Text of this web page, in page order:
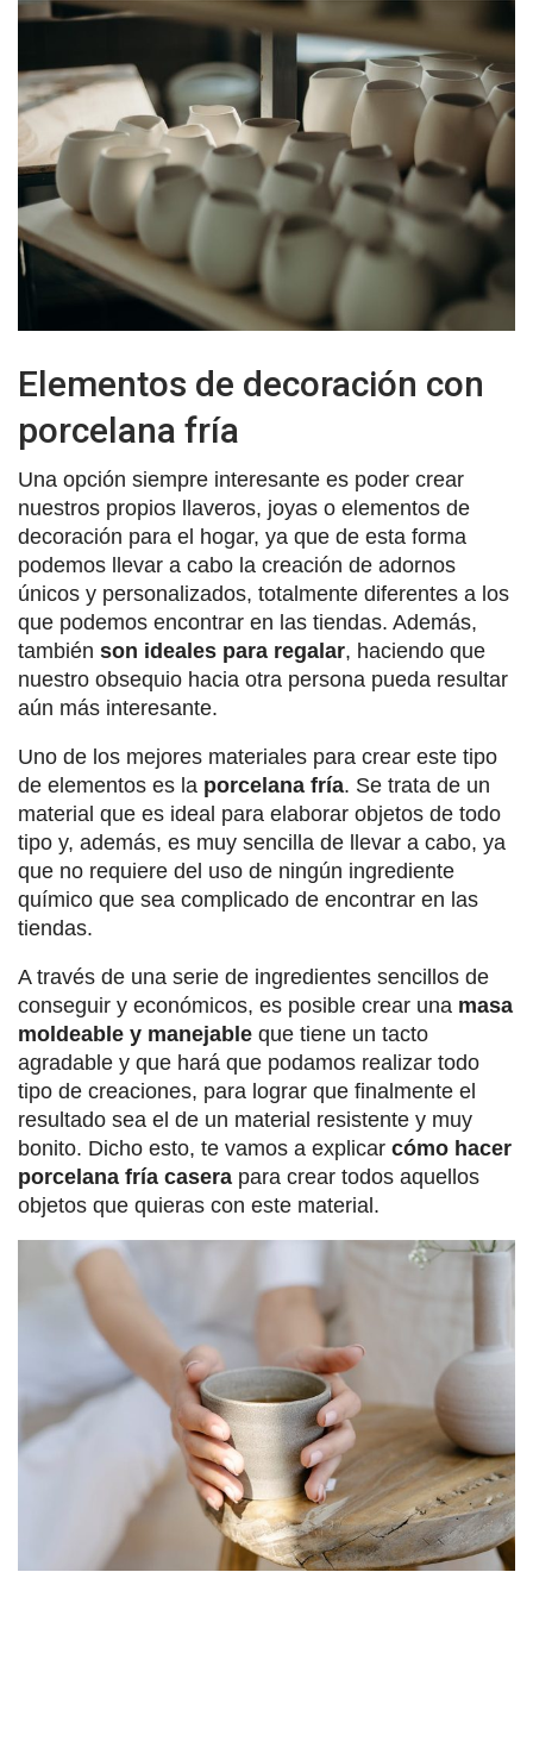
Elementos de decoración con
porcelana fría
Una opción siempre interesante es poder crear
nuestros propios llaveros, joyas o elementos de
decoración para el hogar, ya que de esta forma
podemos llevar a cabo la creación de adornos
únicos y personalizados, totalmente diferentes a los
que podemos encontrar en las tiendas. Además,
también son ideales para regalar, haciendo que
nuestro obsequio hacia otra persona pueda resultar
aún más interesante.
Uno de los mejores materiales para crear este tipo
de elementos es la porcelana fría. Se trata de un
material que es ideal para elaborar objetos de todo
tipo y, además, es muy sencilla de llevar a cabo, ya
que no requiere del uso de ningún ingrediente
químico que sea complicado de encontrar en las
tiendas.
A través de una serie de ingredientes sencillos de
conseguir y económicos, es posible crear una masa
moldeable y manejable que tiene un tacto
agradable y que hará que podamos realizar todo
tipo de creaciones, para lograr que finalmente el
resultado sea el de un material resistente y muy
bonito. Dicho esto, te vamos a explicar cómo hacer
porcelana fría casera para crear todos aquellos
objetos que quieras con este material.